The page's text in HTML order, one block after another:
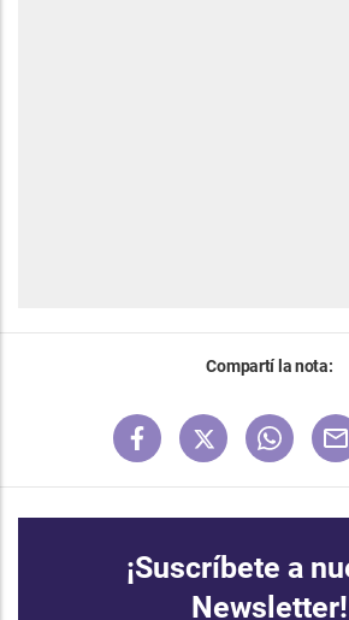
Compartí la nota:
¡Suscríbete a
Newsletter!